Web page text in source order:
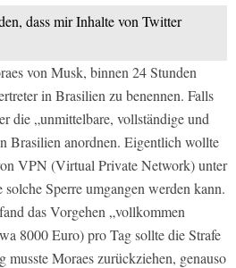
dass mir Inhalte von Twitter
von Musk, binnen 24 Stunden
in Brasilien zu benennen. Falls
die „unmittelbare, vollständige und
Brasilien anordnen. Eigentlich wollte
VPN (Virtual Private Network) unter
Sperre umgangen werden kann.
fand das Vorgehen „vollkommen
8000 Euro) pro Tag sollte die Strafe
Moraes zurückziehen, genauso